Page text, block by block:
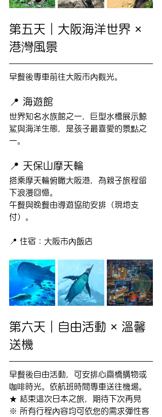
第五天｜大阪海洋世界 ×
港灣風景
早餐後專車前往大阪市內觀光。
📍 海遊館
世界知名水族館之一，巨型水槽展示鯨
鯊與海洋生態，是孩子最喜愛的景點之
一。
📍 天保山摩天輪
搭乘摩天輪俯瞰大阪港，為親子旅程留
下浪漫回憶。
午餐與晚餐由導遊協助安排（現地支
付）。
📍 住宿：大阪市內飯店
第六天｜自由活動 × 溫馨
送機
早餐後自由活動，可安排心齋橋購物或
咖啡時光。依航班時間專車送往機場。
★ 結束這次日本之旅，期待下次再見
※ 所有行程內容均可依您的需求彈性客